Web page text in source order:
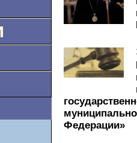
Федерации»